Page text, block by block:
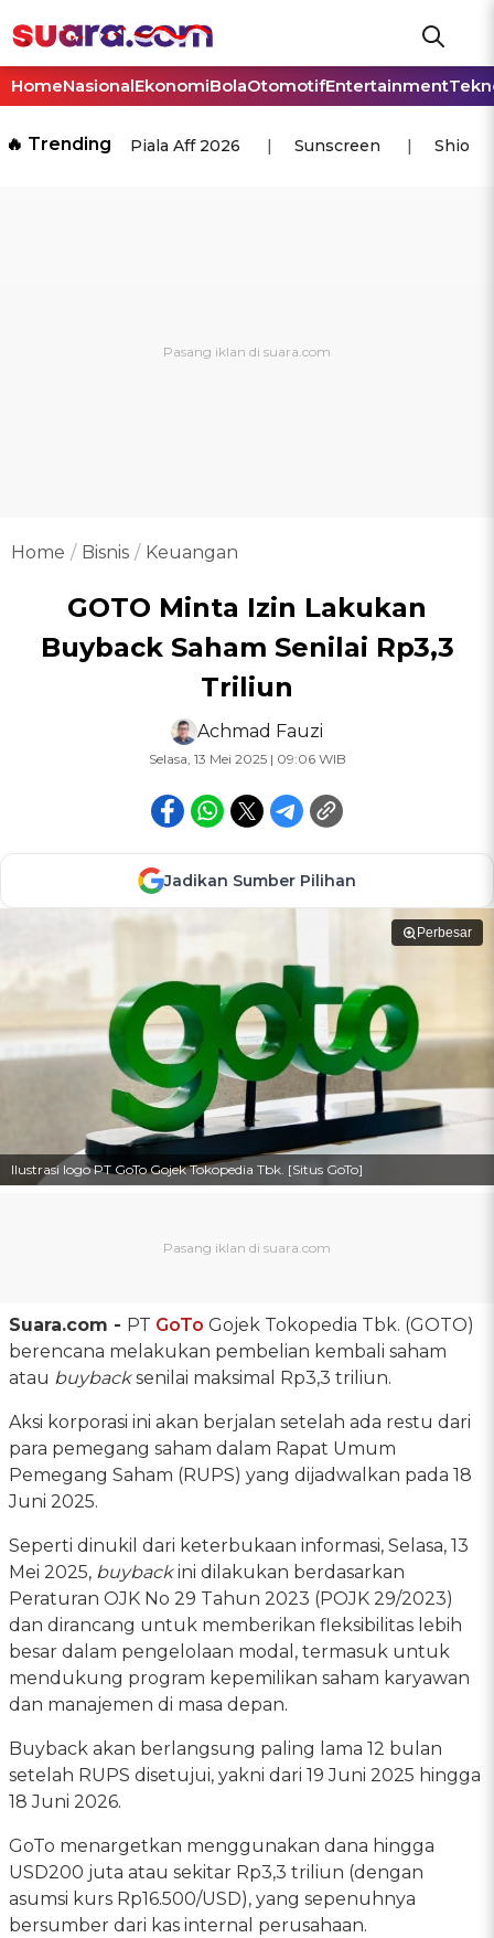
HomeNasionalEkonomiBolaOtomotifEntertainment
🔥 Trending Piala Aff 2026 Sunscreen Shio
Home Bisnis Keuangan
GOTO Minta Izin Lakukan
Buyback Saham Senilai Rp3,3
Triliun
Achmad Fauzi
Selasa, 13 Mei 2025 | 09:06 WIB
Jadikan Sumber Pilihan
Perbesar
Ilustrasi logo PT GoTo Gojek Tokopedia Tbk. [Situs GoTo]
Suara.com - PT GoTo Gojek Tokopedia Tbk. (GOTO)
berencana melakukan pembelian kembali saham
atau buybacksenilai maksimal Rp3,3 triliun.
Aksi korporasi ini akan berjalan setelah ada restu dari
para pemegang saham dalam Rapat Umum
Pemegang Saham (RUPS) yang dijadwalkan pada 18
Juni 2025.
Seperti dinukil dari keterbukaan informasi, Selasa, 13
Mei 2025, buybackini dilakukan berdasarkan
Peraturan OJK No 29 Tahun 2023 (POJK 29/2023)
dan dirancang untuk memberikan fleksibilitas lebih
besar dalam pengelolaan modal, termasuk untuk
mendukung program kepemilikan saham karyawan
dan manajemen di masa depan.
Buyback akan berlangsung paling lama 12 bulan
setelah RUPS disetujui, yakni dari 19 Juni 2025 hingga
18 Juni 2026.
GoTo menargetkan menggunakan dana hingga
USD200 juta atau sekitar Rp3,3 triliun (dengan
asumsi kurs Rp16.500/USD), yang sepenuhnya
bersumber dari kas internal perusahaan.